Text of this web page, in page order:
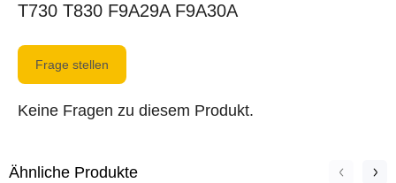
T730 T830 F9A29A F9A30A
Frage stellen
Keine Fragen zu diesem Produkt.
Ähnliche Produkte